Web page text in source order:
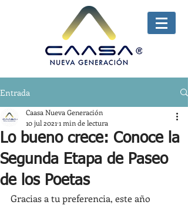
Entrada
Lo bueno crece: Conoce la
Segunda Etapa de Paseo
de los Poetas
Caasa Nueva Generación
10 jul 2021 1 min de lectura
Gracias a tu preferencia, este año